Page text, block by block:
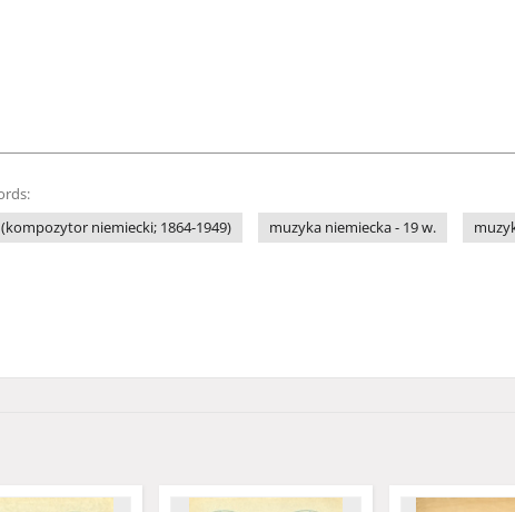
niemiecki; 1864-1949)
muzyka niemiecka - 19 w.